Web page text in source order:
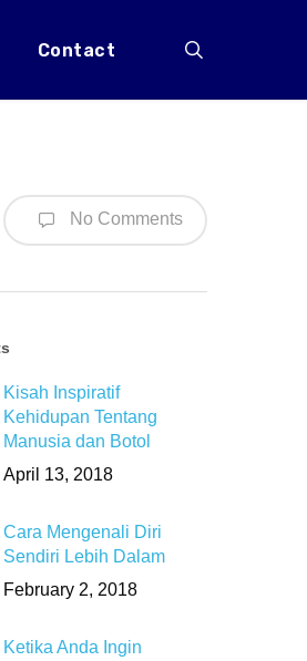
Contact
No Comments
Kisah Inspiratif
Kehidupan Tentang
Manusia dan Botol
April 13, 2018
Cara Mengenali Diri
Sendiri Lebih Dalam
February 2, 2018
Ketika Anda Ingin